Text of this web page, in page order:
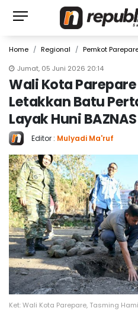
Home Regional
Pemkot
Jumat, 05 Juni 2026 20:14
Wali Kota
Letakkan Batu
Layak Huni
Editor : Mulyadi Ma'ruf
Ket: Wali Kota Parepare, Tasming